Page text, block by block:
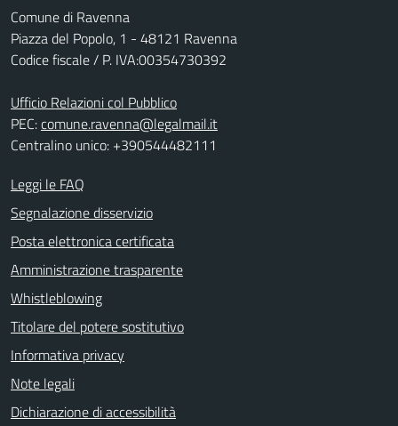
Comune di Ravenna
Piazza del Popolo, 1 - 48121 Ravenna
Codice fiscale / P. IVA:00354730392
Ufficio Relazioni col Pubblico
PEC:comune.ravenna@legalmail.it
Centralino unico: +390544482111
Leggi le FAQ
Segnalazione disservizio
Posta elettronica certificata
Amministrazione trasparente
Whistleblowing
Titolare del potere sostitutivo
Informativa privacy
Note legali
Dichiarazione di accessibilità